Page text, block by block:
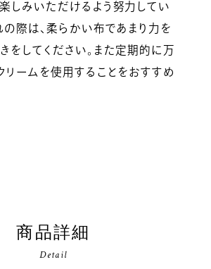
しみいただけるよう努力してい
の際は、柔らかい布であまり力を
をしてください。また定期的に万
リームを使用することをおすすめ
商品詳細
Detail